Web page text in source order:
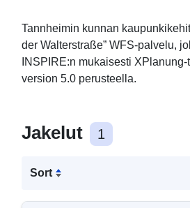
Tannheimin kunnan
der Walterstraße” WFS-palvelu,
INSPIRE:n mukaisesti
version 5.0 perusteella.
Jakelut 1
Sort